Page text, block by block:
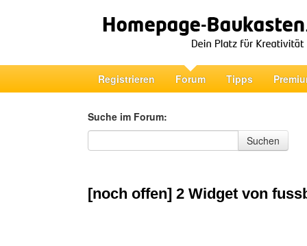
Registrieren Forum Tipps
Suche im Forum:
Suche im Forum
Suchen
[noch offen] 2 Widget von